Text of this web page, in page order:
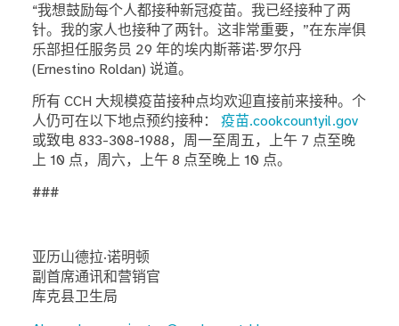
“我想鼓励每个人都接种新冠疫苗。我已经接种了两
针。我的家人也接种了两针。这非常重要，”在东岸俱
乐部担任服务员 29 年的埃内斯蒂诺·罗尔丹
(Ernestino Roldan) 说道。
所有 CCH 大规模疫苗接种点均欢迎直接前来接种。个
人仍可在以下地点预约接种： 疫苗.cookcountyil.gov
或致电 833-308-1988，周一至周五，上午 7 点至晚
上 10 点，周六，上午 8 点至晚上 10 点。
###
亚历山德拉·诺明顿
副首席通讯和营销官
库克县卫生局